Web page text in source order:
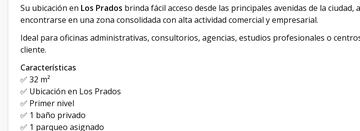
Su ubicación en Los Prados brinda fácil acceso desde las principales avenidas de la ciudad,
encontrarse en una zona consolidada con alta actividad comercial y empresarial.
Ideal para oficinas administrativas, consultorios, agencias, estudios profesionales o
cliente.
Características
✅ 32 m²
✅ Ubicación en Los Prados
✅ Primer nivel
✅ 1 baño privado
✅ 1 parqueo asignado